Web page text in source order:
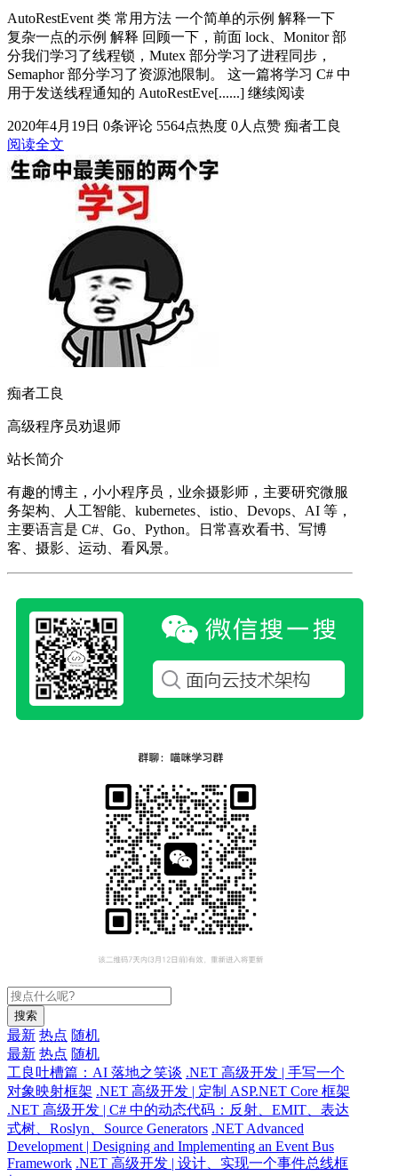
AutoRestEvent 类 常用方法 一个简单的示例 解释一下
复杂一点的示例 解释 回顾一下，前面 lock、Monitor 部
分我们学习了线程锁，Mutex 部分学习了进程同步，
Semaphor 部分学习了资源池限制。 这一篇将学习 C# 中
用于发送线程通知的 AutoRestEve[......] 继续阅读
2020年4月19日 0条评论 5564点热度 0人点赞 痴者工良
阅读全文
痴者工良
高级程序员劝退师
站长简介
有趣的博主，小小程序员，业余摄影师，主要研究微服
务架构、人工智能、kubernetes、istio、Devops、AI 等，
主要语言是 C#、Go、Python。日常喜欢看书、写博
客、摄影、运动、看风景。
搜索
最新 热点 随机
最新 热点 随机
工良吐槽篇：AI 落地之笑谈 .NET 高级开发 | 手写一个
对象映射框架 .NET 高级开发 | 定制 ASP.NET Core 框架
.NET 高级开发 | C# 中的动态代码：反射、EMIT、表达
式树、Roslyn、Source Generators .NET Advanced
Development | Designing and Implementing an Event Bus
Framework .NET 高级开发 | 设计、实现一个事件总线框